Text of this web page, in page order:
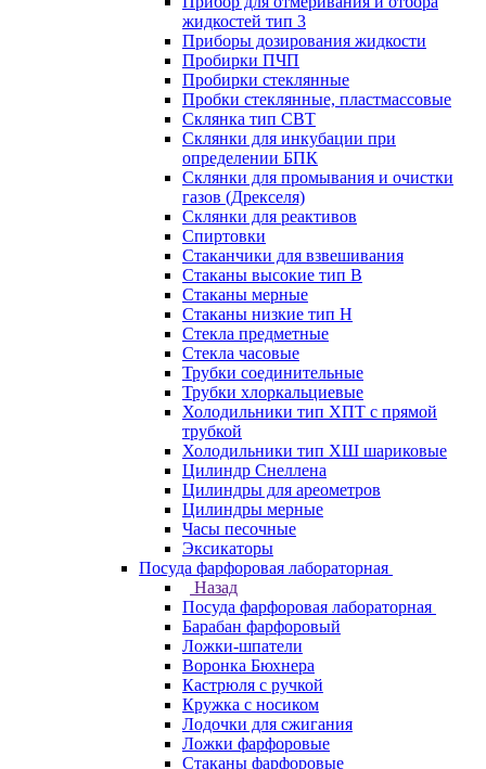
жидкостей тип 3
Приборы дозирования жидкости
Пробирки ПЧП
Пробирки стеклянные
Пробки стеклянные, пластмассовые
Склянка тип СВТ
Склянки для инкубации при
определении БПК
Склянки для промывания и очистки
газов (Дрекселя)
Склянки для реактивов
Спиртовки
Стаканчики для взвешивания
Стаканы высокие тип В
Стаканы мерные
Стаканы низкие тип Н
Стекла предметные
Стекла часовые
Трубки соединительные
Трубки хлоркальциевые
Холодильники тип ХПТ с прямой
трубкой
Холодильники тип ХШ шариковые
Цилиндр Снеллена
Цилиндры для ареометров
Цилиндры мерные
Часы песочные
Эксикаторы
Посуда фарфоровая лабораторная
Назад
Посуда фарфоровая лабораторная
Барабан фарфоровый
Ложки-шпатели
Воронка Бюхнера
Кастрюля с ручкой
Кружка с носиком
Лодочки для сжигания
Ложки фарфоровые
Стаканы фарфоровые